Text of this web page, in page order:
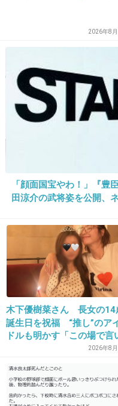
不倫しといて何言
バッシングが嫌な
それを狙ってみんな
ら。
なんか自分の酔って
悲劇のヒロインみ
2026年8月
「顔面国宝やわ！」『豊
田涼介の武将姿を公開、
木下優樹菜さん 長女の14
誕生日を祝福 “推し”のア
ドルも明かす「この場で言
2026年8月